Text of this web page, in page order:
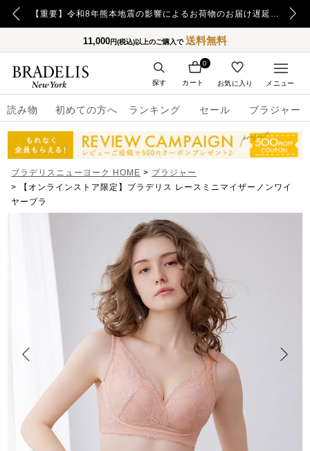
【重要】日本郵便の障害による配送への影響についてのお詫び 【重要】令和8年熊本地震の影響によるお荷物のお届け遅延について
11,000円(税込)以上のご購入で送料無料
読み物 初めての方へ ランキング セール ブラジャー
カート
0
お気に入り
探す メニュー
ブラデリスニューヨーク HOME
ブラジャー
【オンラインストア限定】ブラデリス レースミニマイザーノンワイ
ヤーブラ